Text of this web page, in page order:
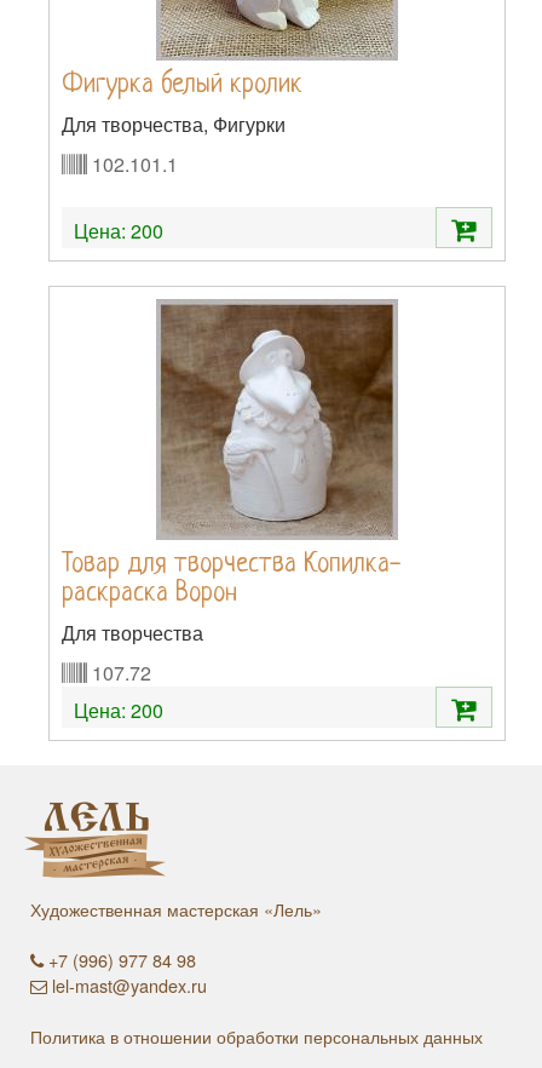
Фигурка белый кролик
Для творчества, Фигурки
102.101.1
Цена: 200
Товар для творчества Копилка-
раскраска Ворон
Для творчества
107.72
Цена: 200
Художественная мастерская «Лель»
+7 (996) 977 84 98
lel-mast@yandex.ru
Политика в отношении обработки персональных данных